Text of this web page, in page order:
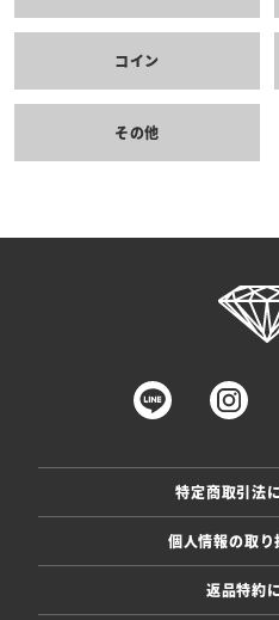
コイン
その他
特定商取引法
個人情報の取り
返品特約